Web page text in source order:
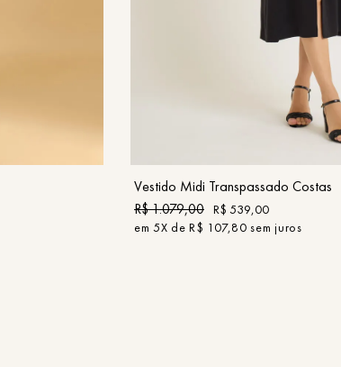
P M
COMPRAR
Vestido Midi Transpassado Costas
R$1.079,00 R$ 539,00
em5X deR$ 107,80 sem juros